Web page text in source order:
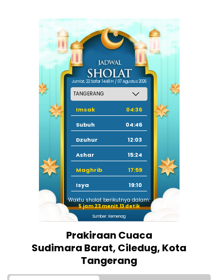
Jum'at, 22 Safar 1448 H / 07 Agustus 2026
Imsak
04:36
Subuh
04:46
Dzuhur
12:03
Ashar
15:24
Maghrib
17:59
Isya
19:10
Waktu sholat berikutnya dalam:
5 jam 23 menit 13 detik
Sumber: Kemenag
Prakiraan Cuaca
Sudimara Barat, Ciledug, Kota
Tangerang